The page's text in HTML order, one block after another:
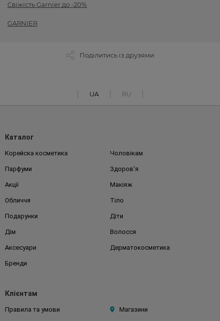
Свіжість Garnier до -20%
GARNIER
Поділитись із друзями
UA RU
Каталог
Корейска косметика Чоловікам
Парфуми Здоров'я
Акції Макіяж
Обличчя Тіло
Подарунки Діти
Дім Волосся
Аксесуари Дерматокосметика
Бренди
Клієнтам
Правила та умови Магазини